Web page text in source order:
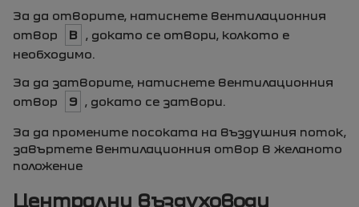
За да отворите, натиснете вентилационния
отвор
В
, докато се отвори, колкото е
необходимо.
За да затворите, натиснете вентилационния
отвор
9 , докато се затвори.
За да промените посоката на въздушния поток,
завъртете вентилационния отвор в желаното
положение
Централни въздуховоди